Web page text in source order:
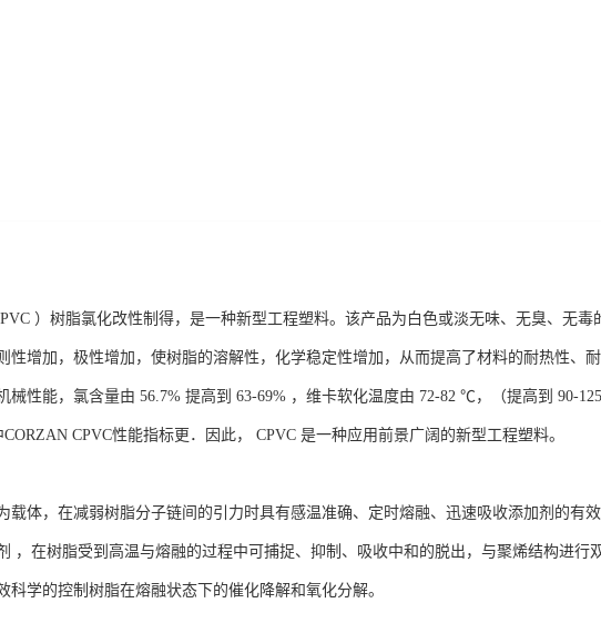
）树脂氯化改性制得，是一种新型工程塑料。该产品为白色或淡无味、无臭、无
性增加，极性增加，使树脂的溶解性，化学稳定性增加，从而提高了材料的耐热性、
械性能，氯含量由 56.7% 提高到 63-69% ，维卡软化温度由 72-82 ℃，（提高到 90-
CPVC性能指标更．因此， CPVC 是一种应用前景广阔的新型工程塑料。
载体，在减弱树脂分子链间的引力时具有感温准确、定时熔融、迅速吸收添加剂的有
，在树脂受到高温与熔融的过程中可捕捉、抑制、吸收中和的脱出，与聚烯结构进行
科学的控制树脂在熔融状态下的催化降解和氧化分解。